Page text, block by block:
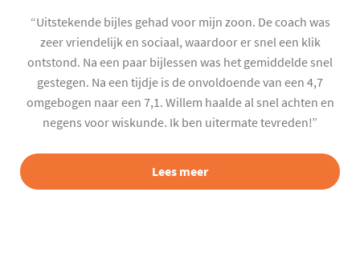
“Uitstekende bijles gehad voor mijn zoon. De coach was
zeer vriendelijk en sociaal, waardoor er snel een klik
ontstond. Na een paar bijlessen was het gemiddelde snel
gestegen. Na een tijdje is de onvoldoende van een 4,7
omgebogen naar een 7,1. Willem haalde al snel achten en
negens voor wiskunde. Ik ben uitermate tevreden!”
Lees meer